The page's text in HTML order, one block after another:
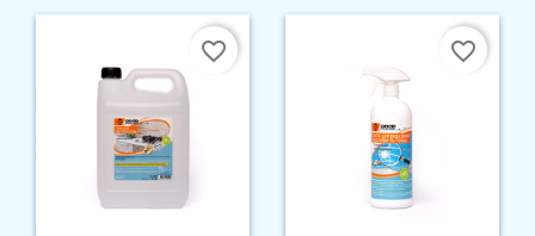
favorite_border favorite_border